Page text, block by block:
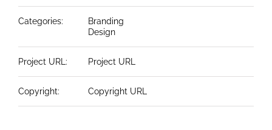
Categories:
Branding
Design
Project URL: Project URL
Copyright: Copyright URL